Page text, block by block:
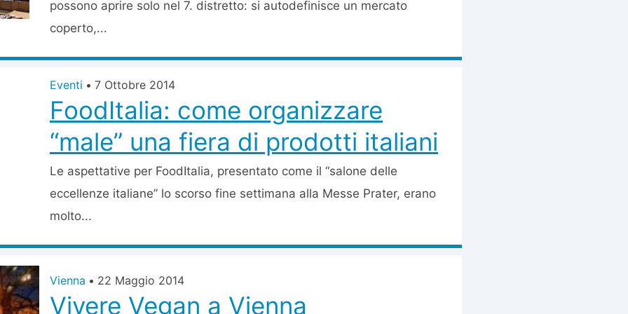
possono aprire solo nel 7. distretto: si autodefinisce un mercato
coperto,...
Eventi • 7 Ottobre 2014
FoodItalia: come organizzare
“male” una fiera di prodotti italiani
Le aspettative per FoodItalia, presentato come il “salone delle
eccellenze italiane” lo scorso fine settimana alla Messe Prater, erano
molto...
Vienna • 22 Maggio 2014
Vivere Vegan a Vienna